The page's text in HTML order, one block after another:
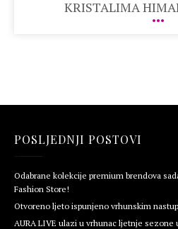
KRISTALIMA
POSLJEDNJI POSTOVI
Odabrane kolekcije premium brendova
Fashion Store!
Otvoreno ljeto ispunjeno vrhunskim
AURA LIVE ulazi u vrhunac ljetnje sezone